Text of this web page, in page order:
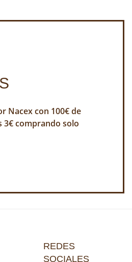
Nacex con 100€ de
comprando solo
REDES
SOCIALES